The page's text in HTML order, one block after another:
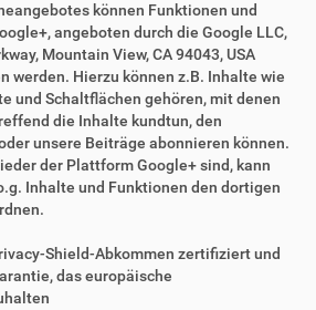
können Funktionen und
angeboten durch die Google LLC,
Mountain View, CA 94043, USA
werden. Hierzu können z.B. Inhalte wie
und Schaltflächen gehören, mit denen
die Inhalte kundtun, den
unsere Beiträge abonnieren können.
der Plattform Google+ sind, kann
Inhalte und Funktionen den dortigen
Shield-Abkommen zertifiziert und
das europäische